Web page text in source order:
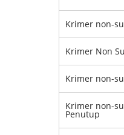
Krimer non-
Krimer Non
Krimer non-
Krimer non-
Penutup